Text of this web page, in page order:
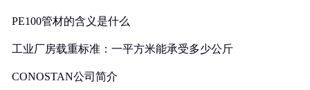
PE100管材的含义是什么
工业厂房载重标准：一平方米能承受多少公斤
CONOSTAN公司简介